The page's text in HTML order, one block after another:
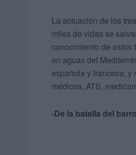
La actuación de los
miles de vidas se
conocimiento de estos
en aguas del
española y francesa,
médicos, ATS,
-De la batalla del